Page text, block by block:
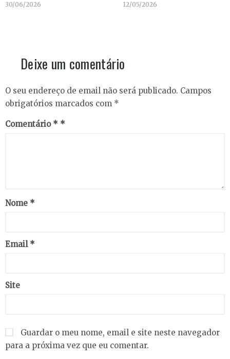
30/06/2026 12/05/2026
Deixe um comentário
O seu endereço de email não será publicado. Campos
obrigatórios marcados com *
Comentário *
Nome *
Email *
Site
Guardar o meu nome, email e site neste navegador
para a próxima vez que eu comentar.